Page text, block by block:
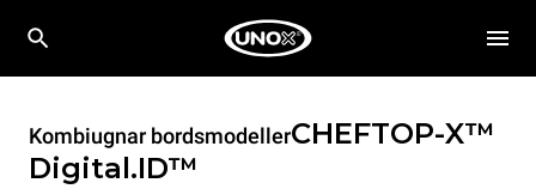
Kombiugnar bordsmodellerCHEFTOP-X™
Digital.ID™